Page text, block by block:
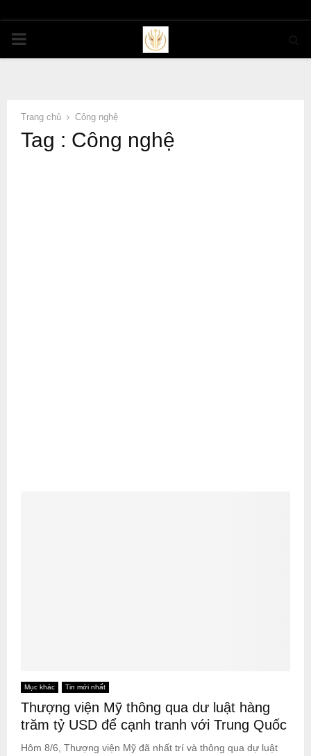
PRIMARY
Trang chủ Công nghệ
Tag : Công nghệ
Mục khác Tin mới nhất
Thượng viện Mỹ thông qua dư luật hàng
trăm tỷ USD để cạnh tranh với Trung Quốc
Hôm 8/6, Thượng viện Mỹ đã nhất trí và thông qua dự luật